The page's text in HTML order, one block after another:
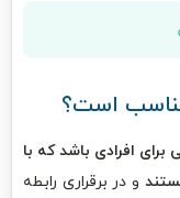
است؟
برای افرادی باشد که با
و در برقراری رابطه